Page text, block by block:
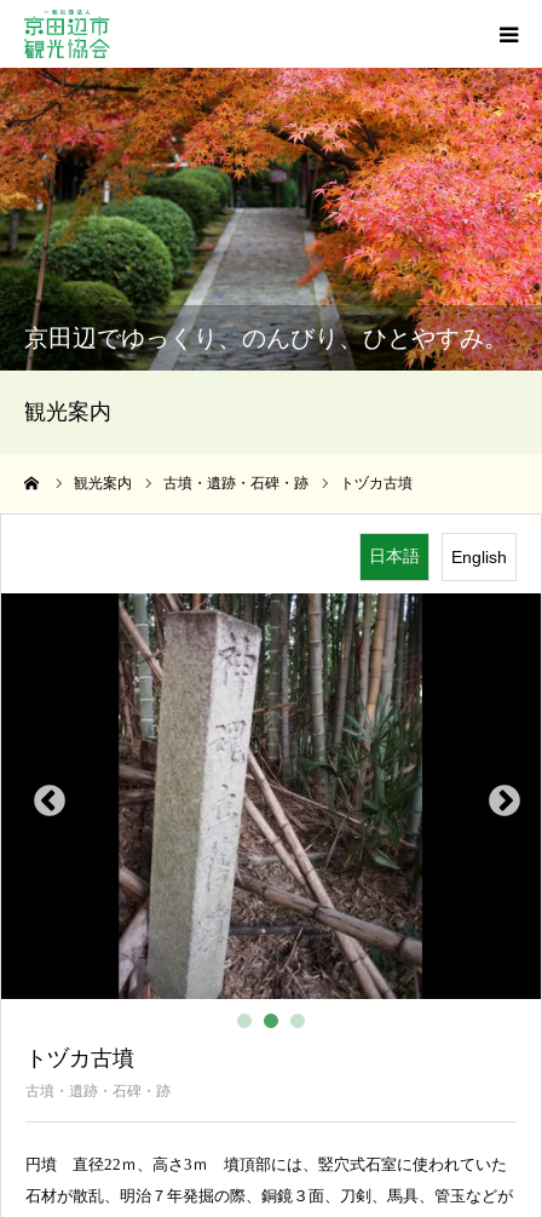
京田辺でゆっくり、のんびり、ひとやすみ。
観光案内
観光案内 古墳・遺跡・石碑・跡 トヅカ古墳
日本語 English
古墳・遺跡・石碑・跡
トヅカ古墳
古墳・遺跡・石碑・跡
円墳 直径22ｍ、高さ3ｍ 墳頂部には、竪穴式石室に使われていた
石材が散乱、明治７年発掘の際、銅鏡３面、刀剣、馬具、管玉などが
観光スポット
グルメ
ショッピング
宿泊・温泉